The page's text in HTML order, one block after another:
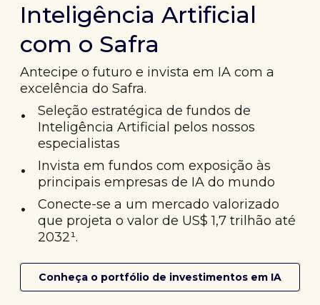
Inteligência Artificial
com o Safra
Antecipe o futuro e invista em IA com a
excelência do Safra.
•
Seleção estratégica de fundos de
Inteligência Artificial pelos nossos
especialistas
•
Invista em fundos com exposição às
principais empresas de IA do mundo
•
Conecte-se a um mercado valorizado
que projeta o valor de US$ 1,7 trilhão até
2032¹.
Conheça o portfólio de investimentos em IA